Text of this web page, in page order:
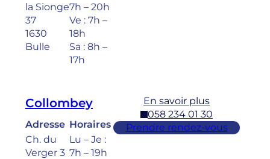
la Sionge
37
1630
Bulle
7h – 20h
Ve : 7h –
18h
Sa : 8h –
17h
Collombey
Adresse
Ch. du
Verger 3
Horaires
Lu – Je :
7h – 19h
En savoir plus
058 234 01 30
Prendre rendez-vous